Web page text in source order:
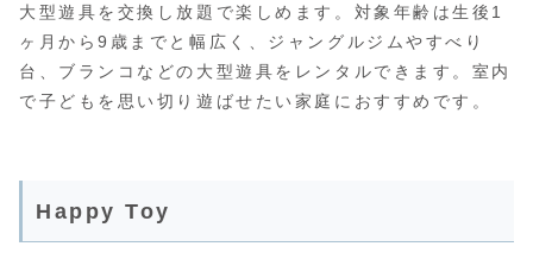
大型遊具を交換し放題で楽しめます。対象年齢は生後1
ヶ月から9歳までと幅広く、ジャングルジムやすべり
台、ブランコなどの大型遊具をレンタルできます。室内
で子どもを思い切り遊ばせたい家庭におすすめです。
Happy Toy